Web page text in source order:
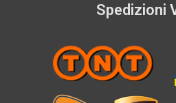
Spedizioni